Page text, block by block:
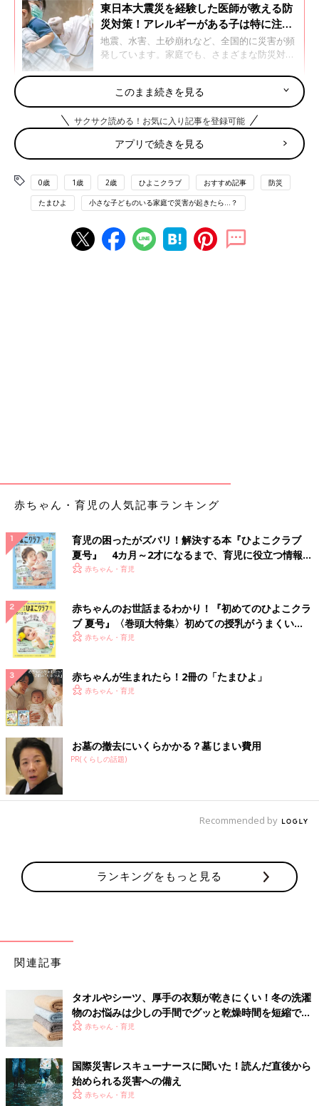
東日本大震災を経験した医師が教える防
災対策！アレルギーがある子は特に注意
を
地震、水害、土砂崩れなど、全国的に災害が頻
発しています。家庭でも、さまざまな防災対策
の防災対策はプラスαが必要です。アレルギー
の子のための防災対策について、宮城県立こど
も病院 アレルギー科科長 三浦克志先生に聞
きました。三浦先生は、2011年3月11日に発生
県出身・在住です。
ペットシーツ＆ペットボトルで省エネ・省スペース
で赤ちゃんシャワーを
断水などで湯をはった浴槽で入浴ができないこともあるかもしれ
ません。それでも新陳代謝が活発な赤ちゃんの体を肌トラブルか
ら守るためには、少しでも清潔にしてあげたいもの。
ペットシーツとペットボトルがあれば、赤ちゃんの体を「かんた
ひお湯を使って。
バスタオルの上にペットシーツを敷き、その上に赤ちゃんを寝か
せます。冷える日や、まわりに人がいる環境の場合は、赤ちゃん
の体にガーゼやタオルをかけて。
次に、赤ちゃんの体をふきます
キリや金ぐしなどで、ペットボトルのキャップに穴を開けておき
最後に、全身にシャワーをかけます
このまま続きを見る
サクサク読める！お気に入り記事を登録可能
アプリで続きを見る
0歳 1歳 2歳 ひよこクラブ おすすめ記事 防災
たまひよ 小さな子どものいる家庭で災害が起きたら…？
赤ちゃん・育児の人気記事ランキング
育児の困ったがズバリ！解決する本『ひよこクラブ
夏号』 4カ月～2才になるまで、育児に役立つ情報が
いっぱい！
赤ちゃん・育児
赤ちゃんのお世話まるわかり！『初めてのひよこクラ
ブ 夏号』〈巻頭大特集〉初めての授乳がうまくい
く！ おっぱい・ミルクの基本と夏のトラブル 解決テ
赤ちゃん・育児
赤ちゃんが生まれたら！2冊の「たまひよ」
赤ちゃん・育児
お墓の撤去にいくらかかる？墓じまい費用
PR(くらしの話題)
Recommended by
ランキングをもっと見る
関連記事
タオルやシーツ、厚手の衣類が乾きにくい！冬の洗濯
物のお悩みは少しの手間でグッと乾燥時間を短縮でき
る！赤ちゃん・育児
国際災害レスキューナースに聞いた！読んだ直後から
始められる災害への備え
赤ちゃん・育児